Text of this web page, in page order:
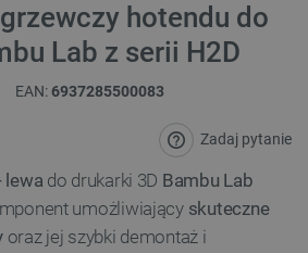
hotendu do
Lab z serii H2D
EAN:6937285500083
Zadaj pytanie
lewa do drukarki 3D Bambu Lab
umożliwiający skuteczne
oraz jej szybki demontaż i